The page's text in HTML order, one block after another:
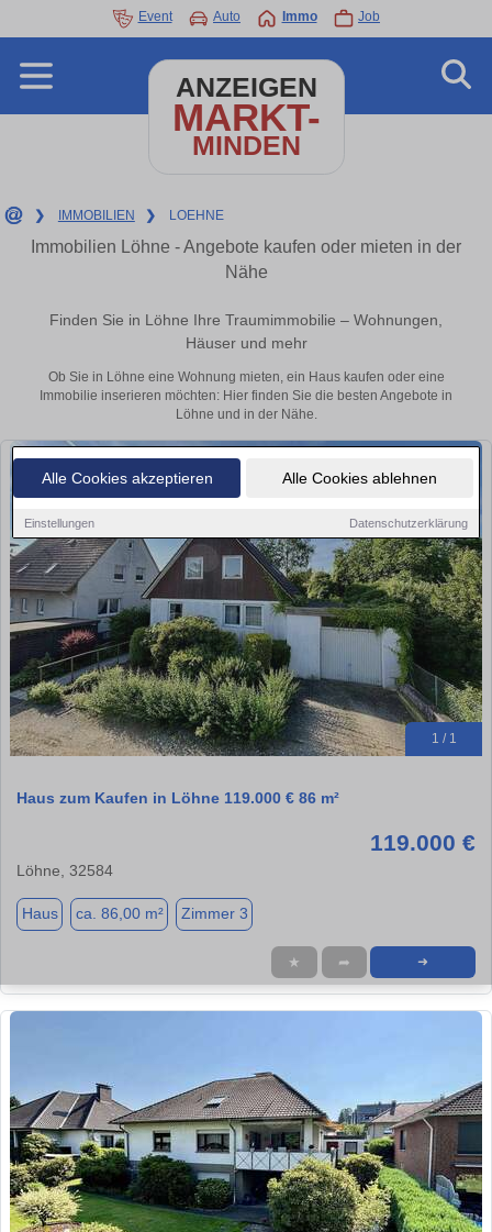
Alle Cookies akzeptieren Alle Cookies ablehnen
Einstellungen Datenschutzerklärung
Event Auto Immo Job
ANZEIGEN
MARKT-
MINDEN
❯ IMMOBILIEN ❯ LOEHNE
Immobilien Löhne - Angebote kaufen oder mieten in der
Nähe
Finden Sie in Löhne Ihre Traumimmobilie – Wohnungen,
Häuser und mehr
Ob Sie in Löhne eine Wohnung mieten, ein Haus kaufen oder eine
Immobilie inserieren möchten: Hier finden Sie die besten Angebote in
Löhne und in der Nähe.
1 / 1
Haus zum Kaufen in Löhne 119.000 € 86 m²
119.000 €
Löhne, 32584
Haus ca. 86,00 m² Zimmer 3
★ ➦ ➜